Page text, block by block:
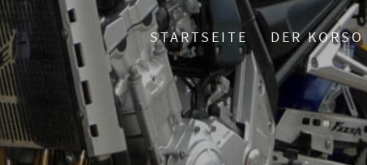
STARTSEITE DER KORSO